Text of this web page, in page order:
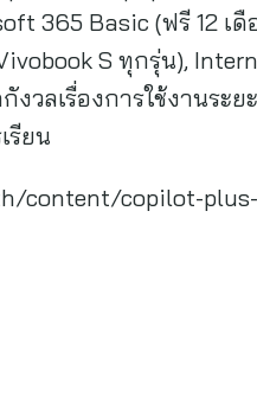
365 Basic (ฟรี 12 เดื
S ทุกรุ่น),
วลเรื่องการใช้งานระย
รียน
content/copilot-